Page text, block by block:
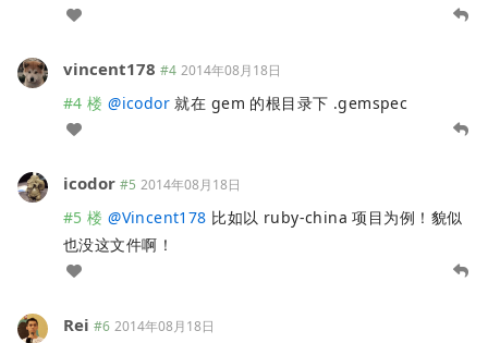
vincent178 #4 2014年08月18日
#4 楼 @icodor 就在 gem 的根目录下 .gemspec
icodor #5 2014年08月18日
#5 楼 @Vincent178 比如以 ruby-china 项目为例！貌似
也没这文件啊！
Rei #6 2014年08月18日